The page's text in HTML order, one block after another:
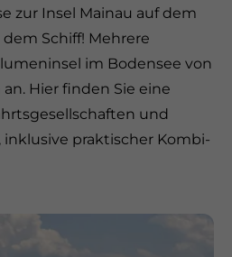
zur Insel Mainau auf dem
Schiff! Mehrere
im Bodensee von
Hier finden Sie eine
und
praktischer Kombi-